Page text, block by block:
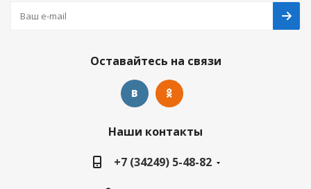
Оставайтесь на связи
Наши контакты
+7 (34249) 5-48-82